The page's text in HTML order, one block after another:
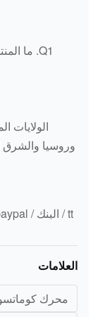
Q1. ما المنتجات أو العلامة التجارية التي تتخصص فيها؟
الولايات
وروسيا والشرق
tt / البنك / paypal / ويسترن يونيون ، paymen 100٪ مقدما.
العلامات
محرك كوماتسو